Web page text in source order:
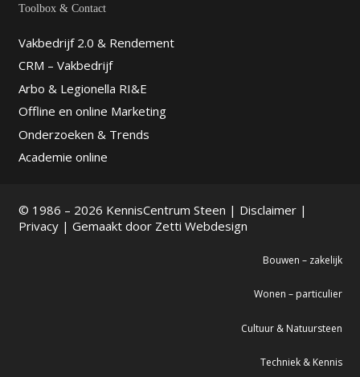
Toolbox & Contact
Vakbedrijf 2.0 & Rendement
CRM – Vakbedrijf
Arbo & Legionella RI&E
Offline en online Marketing
Onderzoeken & Trends
Academie online
© 1986 – 2026 KennisCentrum Steen | Disclaimer|
Privacy| Gemaakt door Zetti Webdesign
Bouwen – zakelijk
Wonen – particulier
Cultuur & Natuursteen
Techniek & Kennis